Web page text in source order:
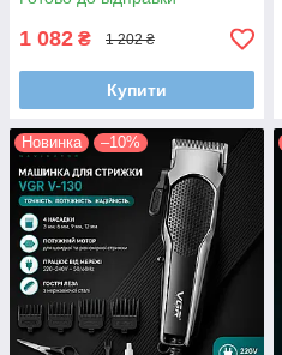
1 082 ₴ 1 202 ₴
Купити
Новинка –10%